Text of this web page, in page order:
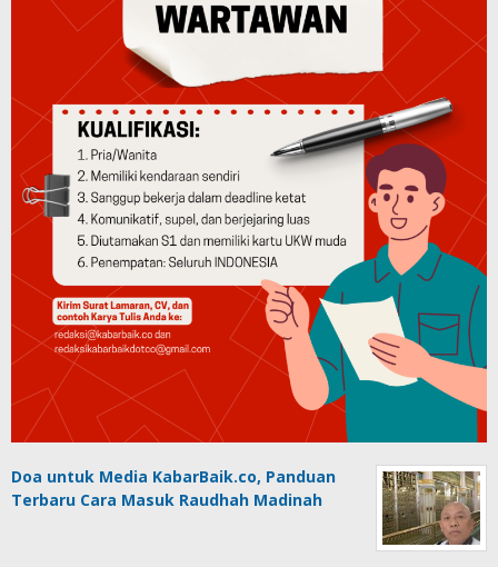
Doa untuk Media KabarBaik.co, Panduan
Terbaru Cara Masuk Raudhah Madinah